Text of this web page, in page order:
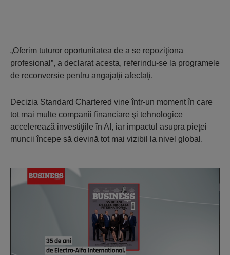
„Oferim tuturor oportunitatea de a se repoziţiona
profesional”, a declarat acesta, referindu-se la programele
de reconversie pentru angajaţii afectaţi.
Decizia Standard Chartered vine într-un moment în care
tot mai multe companii financiare şi tehnologice
accelerează investiţiile în AI, iar impactul asupra pieţei
muncii începe să devină tot mai vizibil la nivel global.